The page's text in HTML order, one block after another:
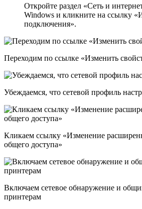
Откройте раздел «Сеть и
Windows и кликните на ссылку
подключения».
Переходим по ссылке «Изменить
Убеждаемся, что сетевой профиль
Кликаем ссылку «Изменение
общего доступа»
Включаем сетевое обнаружение и
принтерам